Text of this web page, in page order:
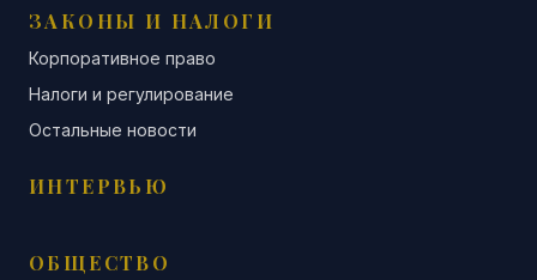
ЗАКОНЫ И НАЛОГИ
Корпоративное право
Налоги и регулирование
Остальные новости
ИНТЕРВЬЮ
ОБЩЕСТВО